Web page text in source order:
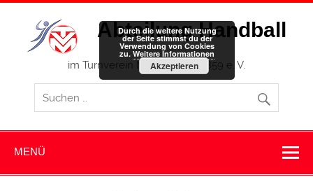
Zum
springen
Abteilung Handball
im Turnverein Memmingen 1859 e. V.
MENÜ
Durch die weitere Nutzung
der Seite stimmst du der
Verwendung von Cookies
zu. Weitere Informationen
Akzeptieren